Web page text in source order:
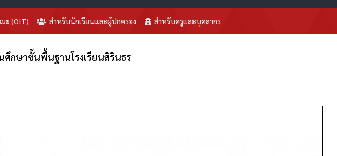
ะ (OIT) สำหรับนักเรียนและผู้ปกครอง สำหรับครูและบุคลากร
กษาขั้นพื้นฐานโรงเรียนสิรินธร